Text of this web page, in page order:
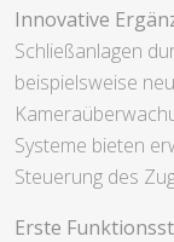
Innovative
Schließanlagen
beispielsweise
Systeme bieten
Steuerung des
Erste